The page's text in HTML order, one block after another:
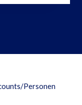
Personen